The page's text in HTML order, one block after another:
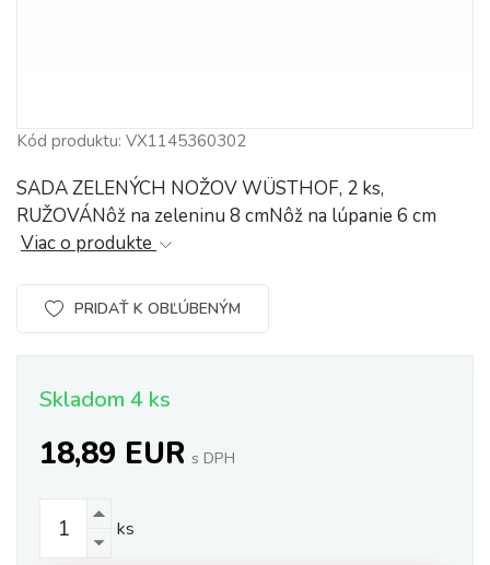
Kód produktu: VX1145360302
SADA ZELENÝCH NOŽOV WÜSTHOF, 2 ks,
RUŽOVÁNôž na zeleninu 8 cmNôž na lúpanie 6 cm
Viac o produkte
PRIDAŤ K OBĽÚBENÝM
Skladom 4 ks
18,89 EUR s DPH
ks